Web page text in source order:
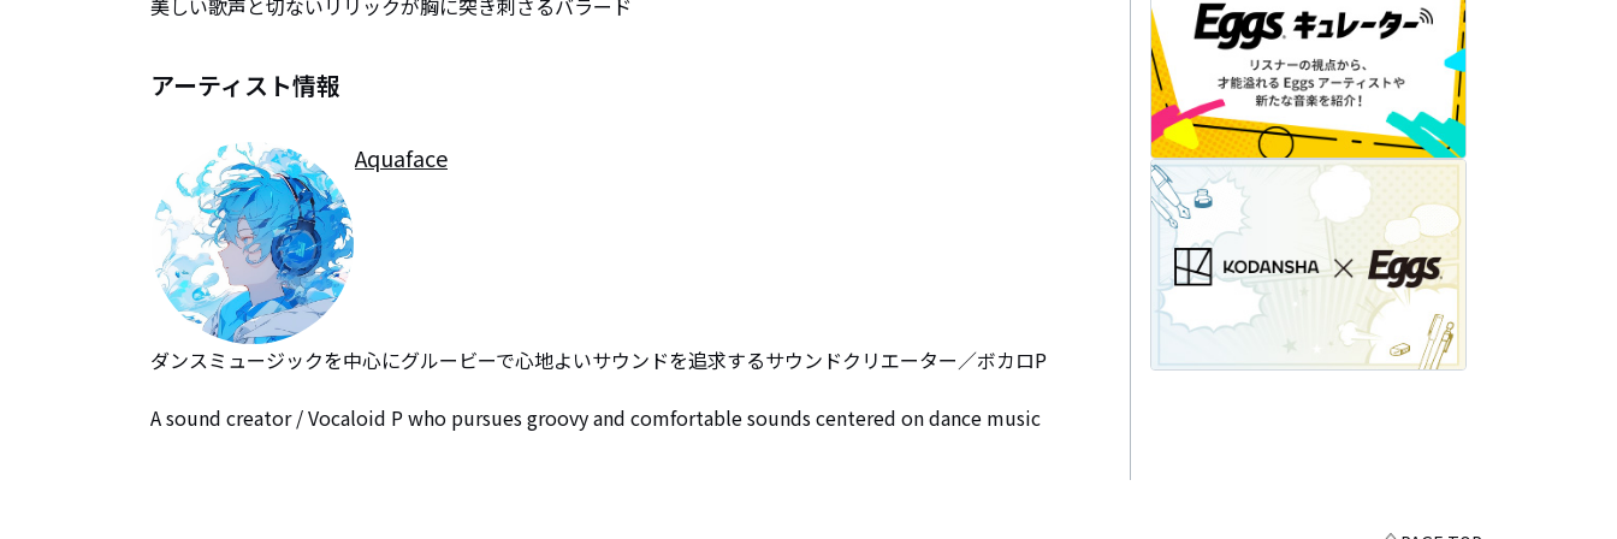
美しい歌声と切ないリリックが胸に突き刺さるバラード
アーティスト情報
Aquaface
ダンスミュージックを中心にグルービーで心地よいサウンドを追求するサウンドクリエーター／ボカロP
A sound creator / Vocaloid P who pursues groovy and comfortable sounds centered on dance music